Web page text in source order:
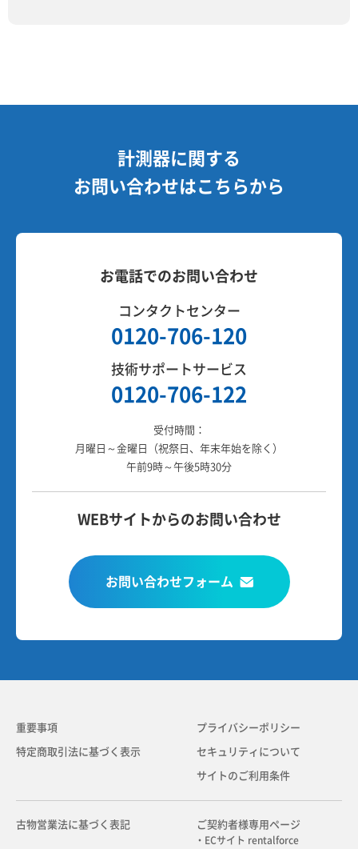
計測器に関する
お問い合わせはこちらから
お電話でのお問い合わせ
コンタクトセンター
0120-706-120
技術サポートサービス
0120-706-122
受付時間：
月曜日～金曜日（祝祭日、年末年始を除く）
午前9時～午後5時30分
WEBサイトからのお問い合わせ
お問い合わせフォーム
重要事項
特定商取引法に基づく表示
プライバシーポリシー
セキュリティについて
サイトのご利用条件
古物営業法に基づく表記 ご契約者様専用ページ
・ECサイト rentalforce